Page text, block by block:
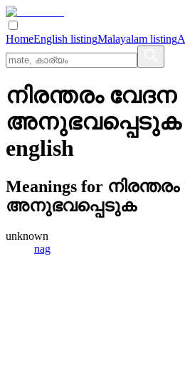
HomeEnglish listingMalayalam listing
നിരന്തരം വേദന
അനുഭവപ്പെടുക
english
Meanings for
അനുഭവപ്പെടുക
unknown
nag